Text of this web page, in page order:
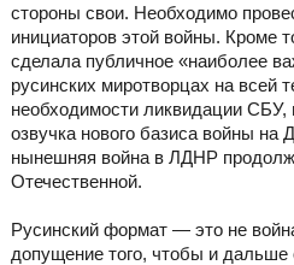
стороны свои. Необходимо
инициаторов этой войны. Кроме
сделала публичное «наиболее
русинских миротворцах на всей
необходимости ликвидации
озвучка нового базиса войны на
нынешняя война в ЛДНР
Отечественной.
Русинский формат — это не
допущение того, чтобы и дальше